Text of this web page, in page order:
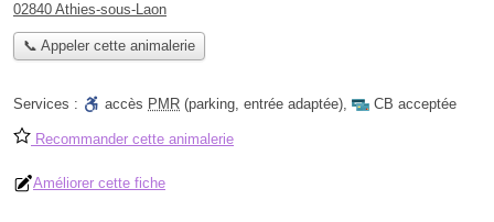
02840 Athies-sous-Laon
📞 Appeler cette animalerie
Services : accès PMR (parking, entrée adaptée), CB acceptée
Recommander cette animalerie
Améliorer cette fiche